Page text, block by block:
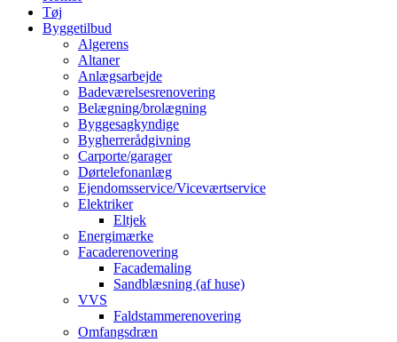
Tøj
Byggetilbud
Algerens
Altaner
Anlægsarbejde
Badeværelsesrenovering
Belægning/brolægning
Byggesagkyndige
Bygherrerådgivning
Carporte/garager
Dørtelefonanlæg
Ejendomsservice/Viceværtservice
Elektriker
Eltjek
Energimærke
Facaderenovering
Facademaling
Sandblæsning (af huse)
VVS
Faldstammerenovering
Omfangsdræn